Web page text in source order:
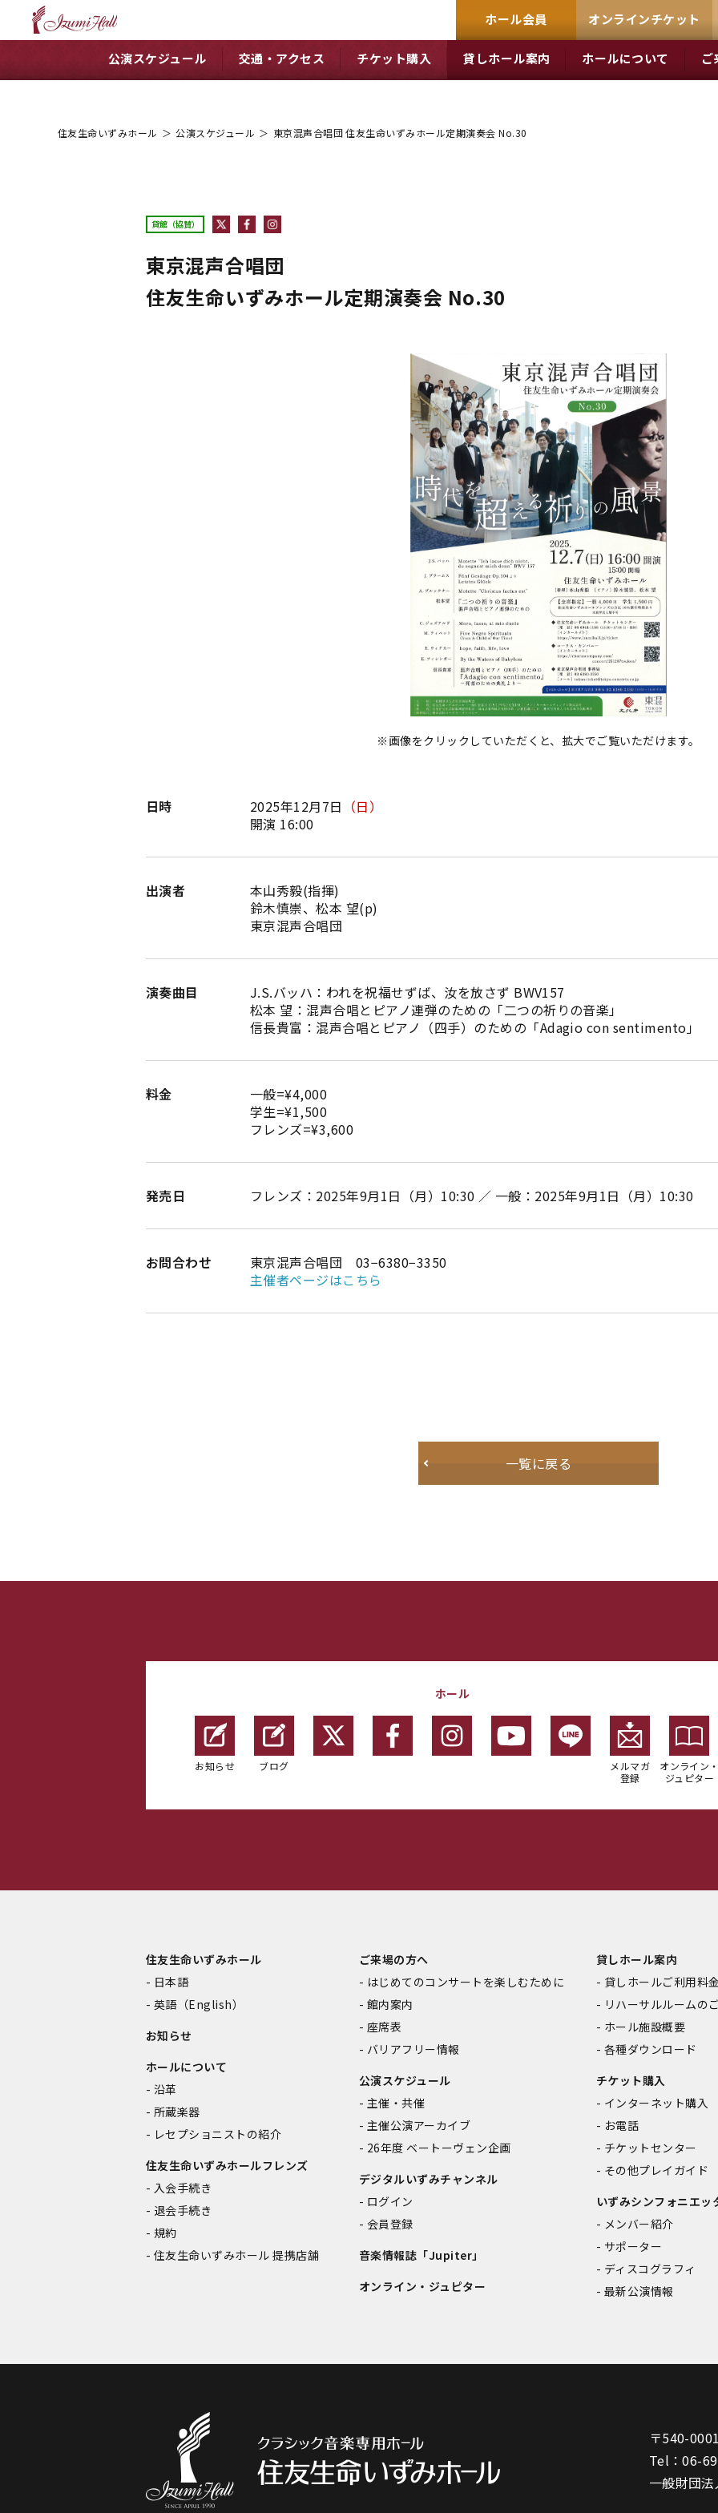
ホール会員 オンラインチケット
公演スケジュール 交通・アクセス チケット購入 貸しホール案内 ホールについて ご
住友生命いずみホール ＞ 公演スケジュール ＞ 東京混声合唱団 住友生命いずみホール定期演奏会 No.30
貸館（協賛）
東京混声合唱団
住友生命いずみホール定期演奏会 No.30
※画像をクリックしていただくと、拡大でご覧いただけます。
日時 2025年12月7日 （日）
開演 16:00
出演者
本山秀毅(指揮)
鈴木慎崇、松本 望(p)
東京混声合唱団
演奏曲目
J.S.バッハ：われを祝福せずば、汝を放さず BWV157
松本 望：混声合唱とピアノ連弾のための「二つの祈りの音楽」
信長貴富：混声合唱とピアノ（四手）のための「Adagio con sentimento
料金
一般=¥4,000
学生=¥1,500
フレンズ=¥3,600
発売日 フレンズ：2025年9月1日（月）10:30 ／ 一般：2025年9月1日（月）10:30
お問合わせ
東京混声合唱団 03−6380−3350
主催者ページはこちら
一覧に戻る
ホール
お知らせ ブログ
メルマガ
登録
オンライン
ジュピター
住友生命いずみホール
日本語
英語（English）
お知らせ
ホールについて
沿革
所蔵楽器
レセプショニストの紹介
住友生命いずみホールフレンズ
入会手続き
退会手続き
規約
住友生命いずみホール 提携店舗
ご来場の方へ
はじめてのコンサートを楽しむために
館内案内
座席表
バリアフリー情報
公演スケジュール
主催・共催
主催公演アーカイブ
26年度 ベートーヴェン企画
デジタルいずみチャンネル
ログイン
会員登録
音楽情報誌「Jupiter」
オンライン・ジュピター
貸しホール案内
貸しホールご利用料
リハーサルルームの
ホール施設概要
各種ダウンロード
チケット購入
インターネット購入
お電話
チケットセンター
その他プレイガイド
いずみシンフォニエッ
メンバー紹介
サポーター
ディスコグラフィ
最新公演情報
〒540-
Tel：06-
一般財団